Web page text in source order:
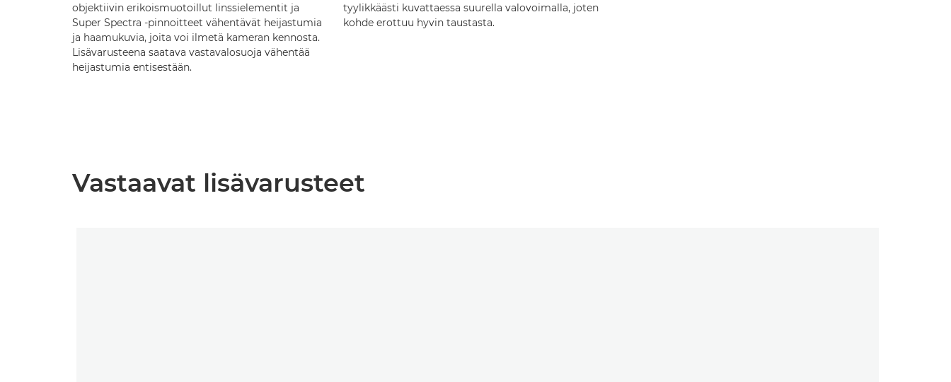
objektiivin erikoismuotoillut linssielementit ja
Super Spectra -pinnoitteet vähentävät heijastumia
ja haamukuvia, joita voi ilmetä kameran kennosta.
Lisävarusteena saatava vastavalosuoja vähentää
heijastumia entisestään.
tyylikkäästi kuvattaessa suurella valovoimalla, joten
kohde erottuu hyvin taustasta.
Vastaavat lisävarusteet